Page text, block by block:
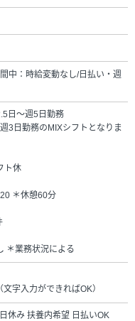
中：時給変動なし/日払い・週
日～週5日勤務
3日勤務のMIXシフトとなりま
ト休
＊休憩60分
＊業務状況による
字入力ができればOK）
休み 扶養内希望 日払いOK